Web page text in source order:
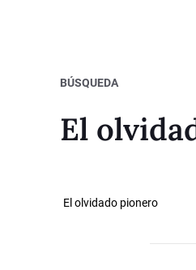
BÚSQUEDA
El
El olvidado pionero